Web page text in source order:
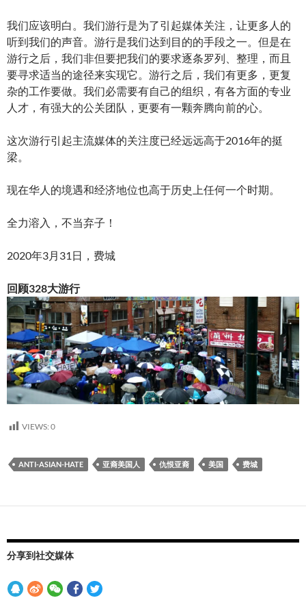
我们应该明白。我们游行是为了引起媒体关注，让更多人的
听到我们的声音。游行是我们达到目的的手段之一。但是在
游行之后，我们非但要把我们的要求逐条罗列、整理，而且
要寻求适当的途径来实现它。游行之后，我们有更多，更复
杂的工作要做。我们必需要有自己的组织，有各方面的专业
人才，有强大的公关团队，更要有一颗奔腾向前的心。
这次游行引起主流媒体的关注度已经远远高于2016年的挺
梁。
现在华人的境遇和经济地位也高于历史上任何一个时期。
全力溶入，不当弃子！
2020年3月31日，费城
回顾328大游行
VIEWS: 0
ANTI-ASIAN-HATE 亚裔美国人 仇恨亚裔 美国 费城
分享到社交媒体